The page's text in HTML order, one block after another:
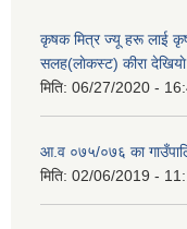
कृषक मित्र ज्यू हरू लाई
सलह(लाेकस्ट) कीरा देखियाे
मिति: 06/27/2020 -
आ‍.व ०७५/०७६ का
मिति: 02/06/2019 -